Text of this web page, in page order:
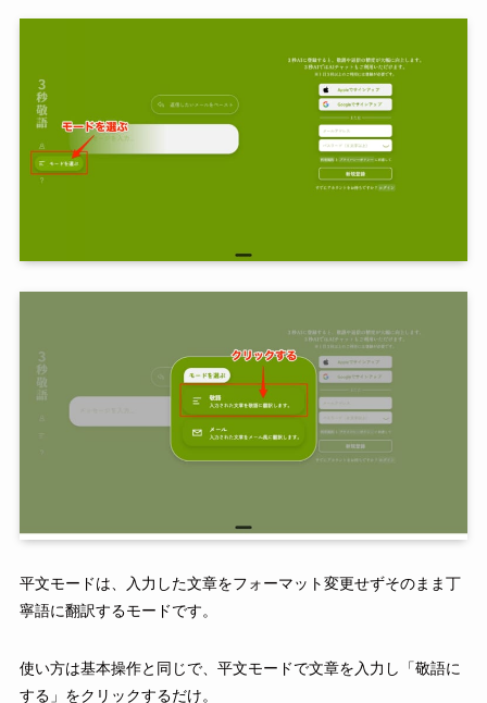
平文モードは、入力した文章をフォーマット変更せずそのまま丁
寧語に翻訳するモードです。
使い方は基本操作と同じで、平文モードで文章を入力し「敬語に
する」をクリックするだけ。